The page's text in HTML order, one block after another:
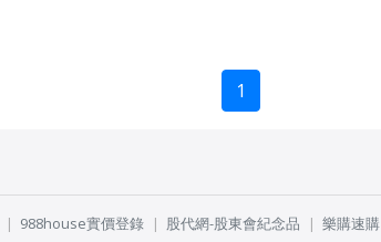
1
988house實價登錄 股代網-股東會紀念品 樂購速購